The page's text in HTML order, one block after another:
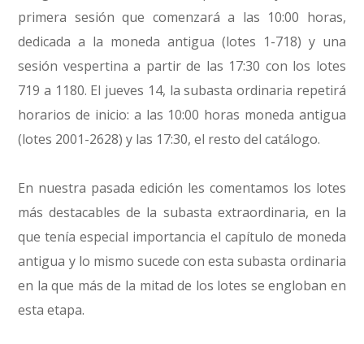
primera sesión que comenzará a las 10:00 horas,
dedicada a la moneda antigua (lotes 1-718) y una
sesión vespertina a partir de las 17:30 con los lotes
719 a 1180. El jueves 14, la subasta ordinaria repetirá
horarios de inicio: a las 10:00 horas moneda antigua
(lotes 2001-2628) y las 17:30, el resto del catálogo.
En nuestra pasada edición les comentamos los lotes
más destacables de la subasta extraordinaria, en la
que tenía especial importancia el capítulo de moneda
antigua y lo mismo sucede con esta subasta ordinaria
en la que más de la mitad de los lotes se engloban en
esta etapa.